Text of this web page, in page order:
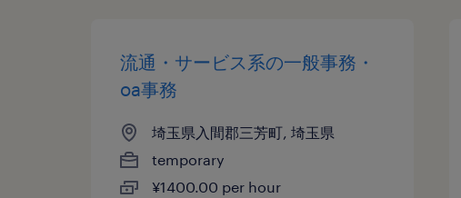
流通・サービス系の一般事務・
oa事務
埼玉県入間郡三芳町, 埼玉県
temporary
¥1400.00 per hour